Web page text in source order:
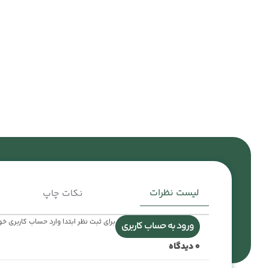
لیست نظرات نکات چاپ
برای ثبت نظر ابتدا وارد حساب کاربری ورود به حساب کاربری
0دیدگاه